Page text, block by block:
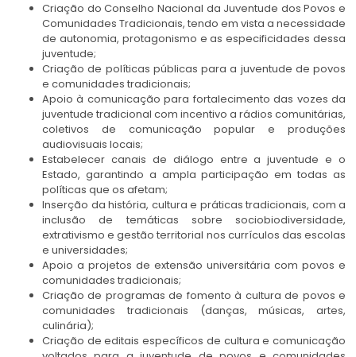
Criação do Conselho Nacional da Juventude dos Povos e
Comunidades Tradicionais, tendo em vista a necessidade
de autonomia, protagonismo e as especificidades dessa
juventude;
Criação de políticas públicas para a juventude de povos
e comunidades tradicionais;
Apoio à comunicação para fortalecimento das vozes da
juventude tradicional com incentivo a rádios comunitárias,
coletivos de comunicação popular e produções
audiovisuais locais;
Estabelecer canais de diálogo entre a juventude e o
Estado, garantindo a ampla participação em todas as
políticas que os afetam;
Inserção da história, cultura e práticas tradicionais, com a
inclusão de temáticas sobre sociobiodiversidade,
extrativismo e gestão territorial nos currículos das escolas
e universidades;
Apoio a projetos de extensão universitária com povos e
comunidades tradicionais;
Criação de programas de fomento à cultura de povos e
comunidades tradicionais (danças, músicas, artes,
culinária);
Criação de editais específicos de cultura e comunicação